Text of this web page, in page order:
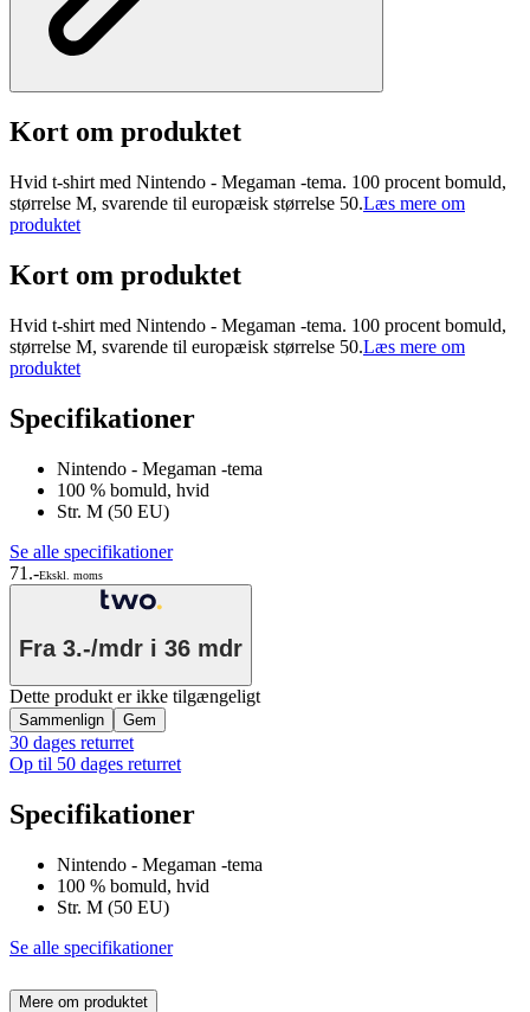
Kort om produktet
Hvid t-shirt med Nintendo - Megaman -tema. 100 procent bomuld,
størrelse M, svarende til europæisk størrelse 50.Læs mere om
produktet
Kort om produktet
Hvid t-shirt med Nintendo - Megaman -tema. 100 procent bomuld,
størrelse M, svarende til europæisk størrelse 50.Læs mere om
produktet
Specifikationer
Nintendo - Megaman -tema
100 % bomuld, hvid
Str. M (50 EU)
Se alle specifikationer
71.-Ekskl. moms
Fra 3.-/mdr i 36 mdr
Dette produkt er ikke tilgængeligt
Sammenlign Gem
30 dages returret
Op til 50 dages returret
Specifikationer
Nintendo - Megaman -tema
100 % bomuld, hvid
Str. M (50 EU)
Se alle specifikationer
Mere om produktet